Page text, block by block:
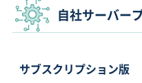
自社サーバー
サブスクリプション版